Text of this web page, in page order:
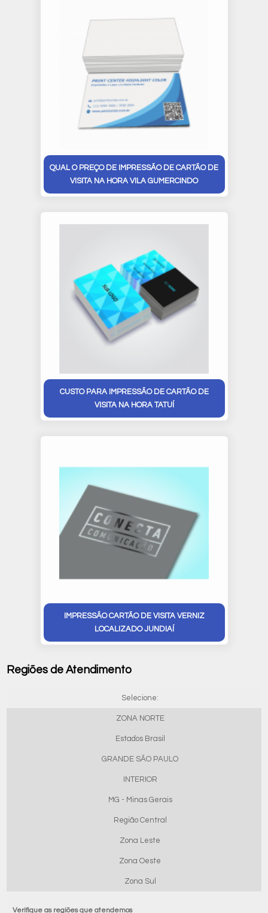
QUAL O PREÇO DE IMPRESSÃO DE CARTÃO DE
VISITA NA HORA VILA GUMERCINDO
CUSTO PARA IMPRESSÃO DE CARTÃO DE
VISITA NA HORA TATUÍ
IMPRESSÃO CARTÃO DE VISITA VERNIZ
LOCALIZADO JUNDIAÍ
Regiões de Atendimento
Selecione:
ZONA NORTE
Estados Brasil
GRANDE SÃO PAULO
INTERIOR
MG - Minas Gerais
Região Central
Zona Leste
Zona Oeste
Zona Sul
Verifique as regiões que atendemos